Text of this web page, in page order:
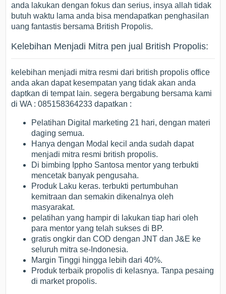
anda lakukan dengan fokus dan serius, insya allah tidak
butuh waktu lama anda bisa mendapatkan penghasilan
uang fantastis bersama British Propolis.
Kelebihan Menjadi Mitra pen jual British Propolis:
kelebihan menjadi mitra resmi dari british propolis office
anda akan dapat kesempatan yang tidak akan anda
daptkan di tempat lain. segera bergabung bersama kami
di WA : 085158364233 dapatkan :
Pelatihan Digital marketing 21 hari, dengan materi
daging semua.
Hanya dengan Modal kecil anda sudah dapat
menjadi mitra resmi british propolis.
Di bimbing Ippho Santosa mentor yang terbukti
mencetak banyak pengusaha.
Produk Laku keras. terbukti pertumbuhan
kemitraan dan semakin dikenalnya oleh
masyarakat.
pelatihan yang hampir di lakukan tiap hari oleh
para mentor yang telah sukses di BP.
gratis ongkir dan COD dengan JNT dan J&E ke
seluruh mitra se-Indonesia.
Margin Tinggi hingga lebih dari 40%.
Produk terbaik propolis di kelasnya. Tanpa pesaing
di market propolis.